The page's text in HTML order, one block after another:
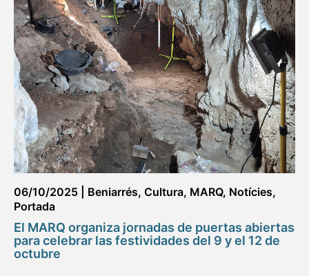
06/10/2025 Beniarrés, Cultura, MARQ, Notícies,
Portada
El MARQ organiza jornadas de puertas abiertas
para celebrar las festividades del 9 y el 12 de
octubre